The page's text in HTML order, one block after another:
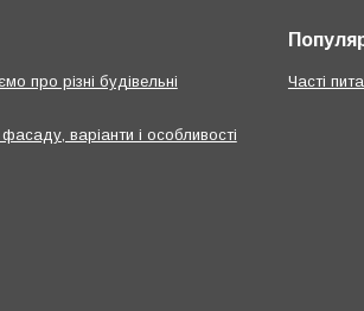
про різні будівельні
варіанти і особливості
Часті